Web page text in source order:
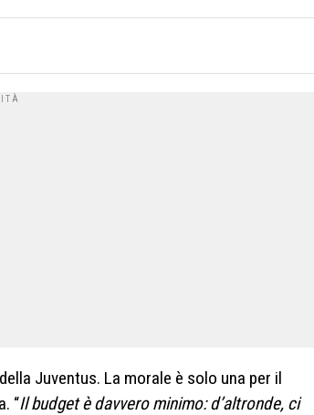
Juventus. La morale è solo una per il
“Il budget è davvero minimo: d’altronde, ci